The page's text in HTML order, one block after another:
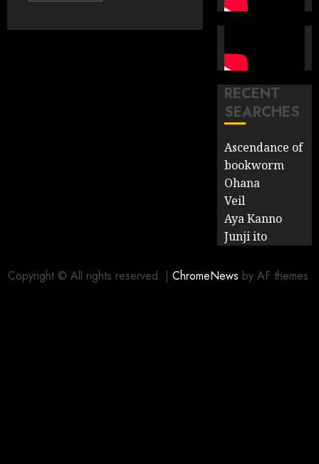
RECENT
SEARCHES
Ascendance of
bookworm
Ohana
Veil
Aya Kanno
Junji ito
Copyright © All rights reserved. | ChromeNews by AF themes.